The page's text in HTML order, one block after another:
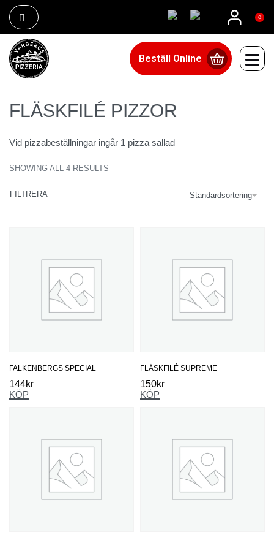
0
Beställ Online
FLÄSKFILÉ PIZZOR
Vid pizzabeställningar ingår 1 pizza sallad
SHOWING ALL 4 RESULTS
Standardsortering
FILTRERA
FALKENBERGS SPECIAL
144kr
KÖP
FLÄSKFILÉ SUPREME
150kr
KÖP